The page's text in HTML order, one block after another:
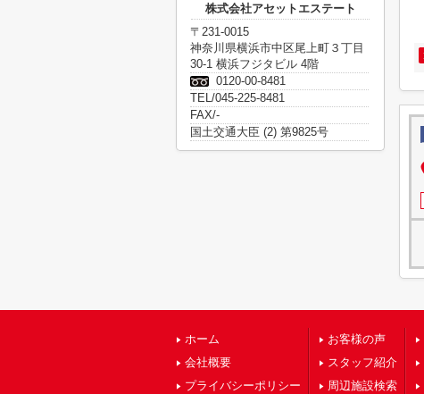
株式会社アセットエステート
〒231-0015
神奈川県横浜市中区尾上町３丁目
30-1 横浜フジタビル 4階
0120-00-8481
TEL/045-225-8481
FAX/-
国土交通大臣 (2) 第9825号
ホーム
会社概要
プライバシーポリシー
お客様の声
スタッフ紹介
周辺施設検索